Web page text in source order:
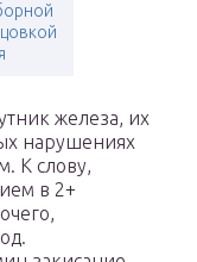
железа, их
нарушениях
К слову,
в 2+